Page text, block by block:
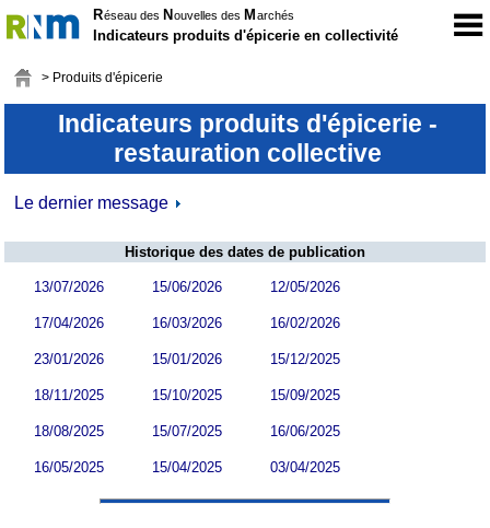
Réseau des N ouvelles des M archés
Indicateurs produits d'épicerie en collectivité
> Produits d'épicerie
Indicateurs produits d'épicerie -
restauration collective
Le dernier message
Historique des dates de publication